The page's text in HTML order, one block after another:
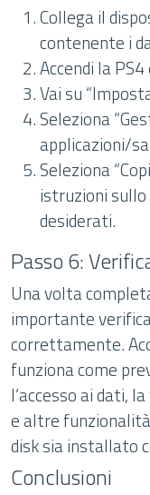
Collega il
contenente i
Accendi la
Vai su
Seleziona
applicazioni/
Seleziona
istruzioni
desiderati.
Passo 6:
Una volta
importante
correttamente.
funziona come
l’accesso ai dati,
e altre
disk sia installato
Conclusioni